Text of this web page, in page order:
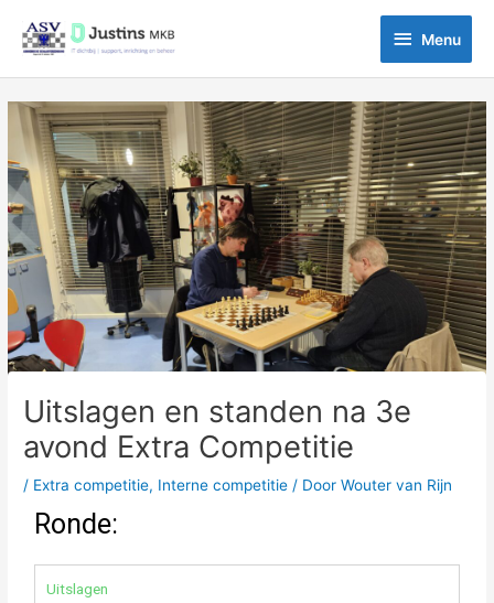
naar
inhoud
Menu
Menu
Uitslagen en standen na 3e
avond Extra Competitie
/ Extra competitie, Interne competitie / DoorWouter van Rijn
Ronde:
Uitslagen
Bericht
navigatie